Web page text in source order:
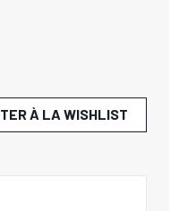
À LA WISHLIST